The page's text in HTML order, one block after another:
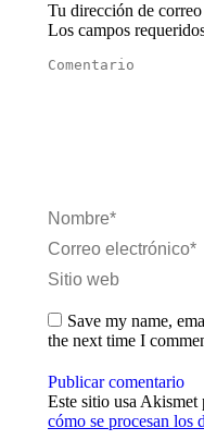
Tu dirección de
Los campos
Comentario
Nombre *
Correo electrónico *
Sitio web
Save my name,
the next time I
Publicar comentario
Este sitio usa Akismet
cómo se procesan los